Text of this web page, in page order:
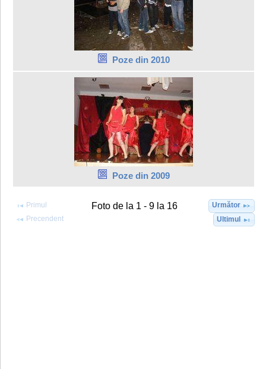
Poze din 2010
Poze din 2009
Primul
Precendent
Foto de la 1 - 9 la 16
Următor
Ultimul